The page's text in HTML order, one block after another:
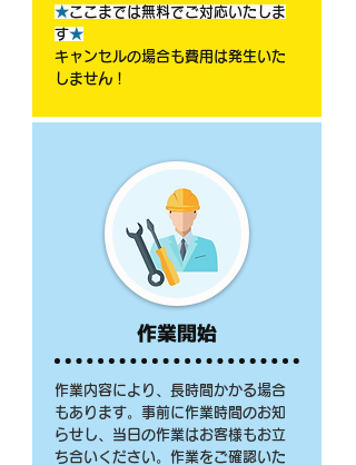
★ここまでは無料でご対応いたしま
す★
キャンセルの場合も費用は発生いた
しません！
作業開始
作業内容により、長時間かかる場合
もあります。事前に作業時間のお知
らせし、当日の作業はお客様もお立
ち合いください。作業をご確認いた